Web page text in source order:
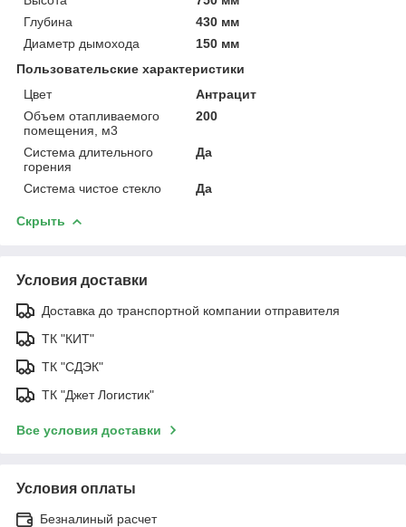
Глубина
430 мм
Диаметр дымохода
150 мм
Пользовательские характеристики
Цвет
Антрацит
Объем отапливаемого
помещения, м3
200
Система длительного
горения
Да
Система чистое стекло Да
Скрыть
Условия доставки
Доставка до транспортной компании отправителя
ТК "КИТ"
ТК "СДЭК"
ТК "Джет Логистик"
Все условия доставки
Условия оплаты
Безналиный расчет